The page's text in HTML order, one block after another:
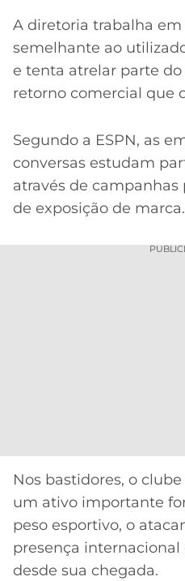
A diretoria trabalha
semelhante ao
e tenta atrelar parte
retorno comercial que
Segundo a ESPN, as
conversas estudam
através de
de exposição de marca.
Nos bastidores, o
um ativo importante
peso esportivo, o
presença
desde sua chegada.